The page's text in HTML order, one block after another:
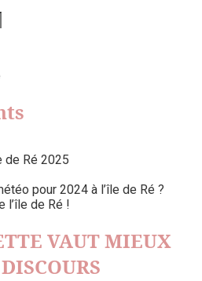
de Ré 2025
pour 2024 à l’île de Ré ?
l’île de Ré !
VAUT MIEUX